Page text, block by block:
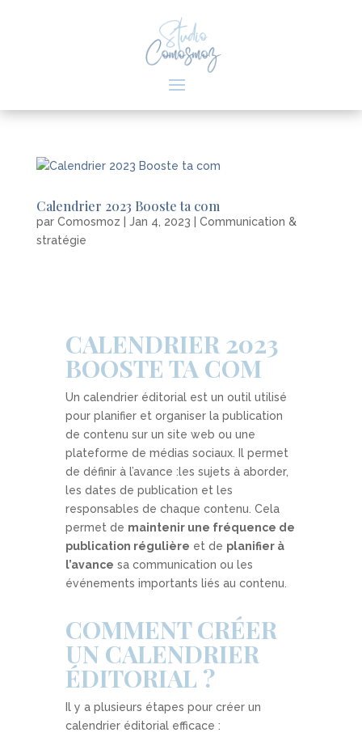
Calendrier 2023 Booste ta com
par Comosmoz Jan 4, 2023
Communication &
stratégie
CALENDRIER 2023
BOOSTE TA COM
Un calendrier éditorial est un outil utilisé
pour planifier et organiser la publication
de contenu sur un site web ou une
plateforme de médias sociaux. Il permet
de définir à l’avance :les sujets à aborder,
les dates de publication et les
responsables de chaque contenu. Cela
permet de maintenir une fréquence de
publication régulière et de planifier à
l’avance sa communication ou les
événements importants liés au contenu.
COMMENT CRÉER
UN CALENDRIER
ÉDITORIAL ?
Il y a plusieurs étapes pour créer un
calendrier éditorial efficace :